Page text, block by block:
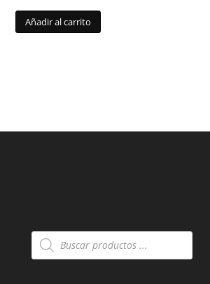
Añadir al carrito
Búsqueda